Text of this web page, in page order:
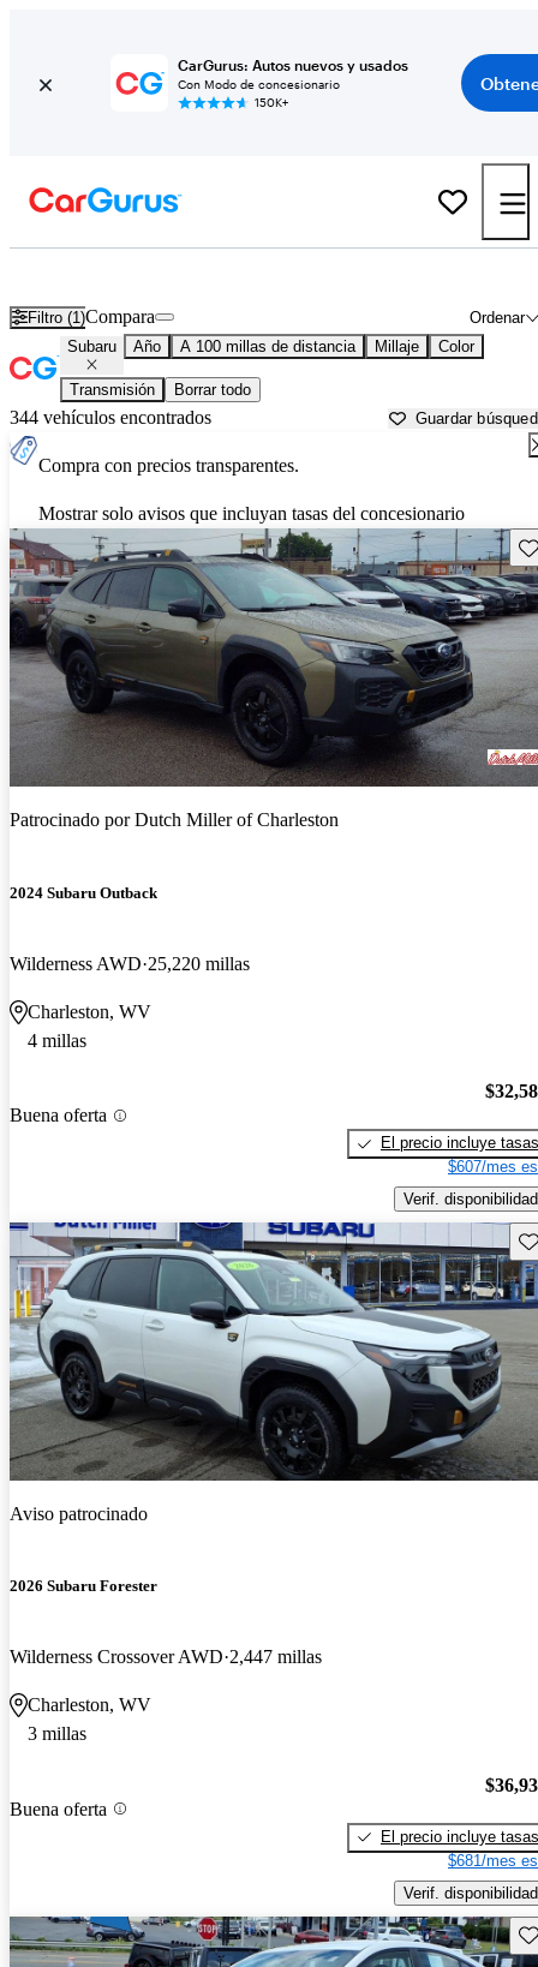
CarGurus: Autos nuevos y usados
Con Modo de concesionario
150K+
Filtro (1) Ordenar
Compara
Subaru Año A 100 millas de distancia Millaje Color
Transmisión Borrar todo
344 vehículos encontrados Guardar
Compra con precios transparentes.
Mostrar solo avisos que incluyan tasas del concesionario
Patrocinado porDutch Miller of Charleston
2024 Subaru Outback
Wilderness AWD 25,220 millas
Charleston, WV
4 millas
Buena oferta
El precio incluye tasas
$607/mes
Verif. disponibilidad
Aviso patrocinado
2026 Subaru Forester
Wilderness Crossover AWD 2,447 millas
Charleston, WV
3 millas
Buena oferta
El precio incluye tasas
$681/mes
Verif. disponibilidad